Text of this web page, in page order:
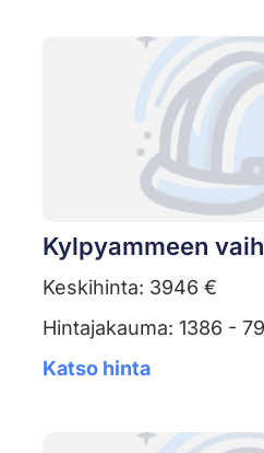
Kylpyammeen
Keskihinta: 3946 €
Hintajakauma: 1386 -
Katso hinta